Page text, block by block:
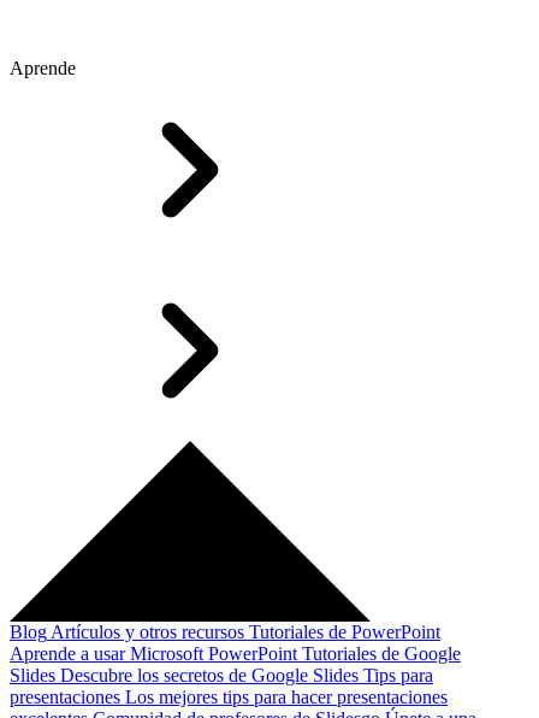
Aprende
Blog Artículos y otros recursos Tutoriales de PowerPoint
Aprende a usar Microsoft PowerPoint Tutoriales de Google
Slides Descubre los secretos de Google Slides Tips para
presentaciones Los mejores tips para hacer presentaciones